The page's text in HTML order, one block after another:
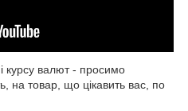
і курсу валют - просимо
на товар, що цікавить вас, по